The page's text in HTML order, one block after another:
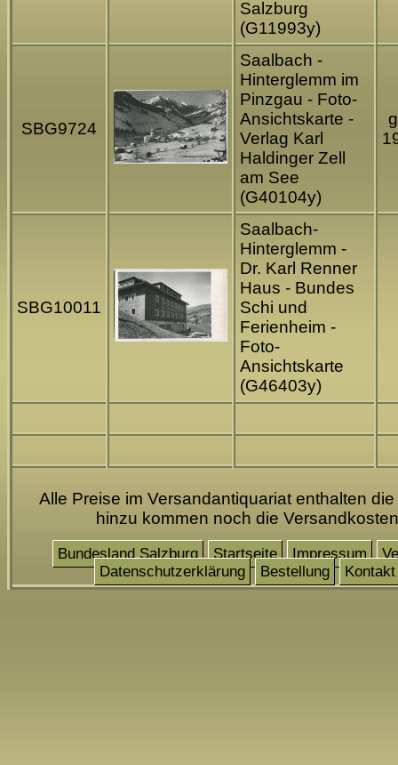
Salzburg
(G11993y)
SBG9724
Saalbach -
Hinterglemm im
Pinzgau - Foto-
Ansichtskarte -
Verlag Karl
Haldinger Zell
am See
(G40104y)
SBG10011
Saalbach-
Hinterglemm -
Dr. Karl Renner
Haus - Bundes
Schi und
Ferienheim -
Foto-
Ansichtskarte
(G46403y)
Alle Preise im Versandantiquariat enthalten die
hinzu kommen noch die Versandkosten
Bundesland Salzburg Startseite Impressum
Datenschutzerklärung
Bestellung Kontakt